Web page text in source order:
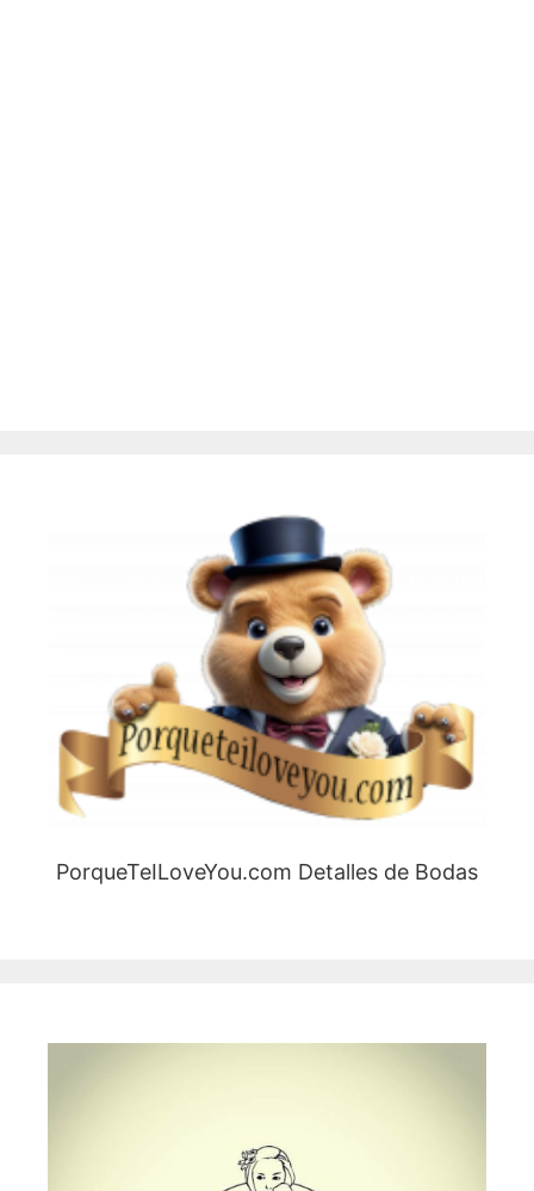
PorqueTeILoveYou.com Detalles de Bodas